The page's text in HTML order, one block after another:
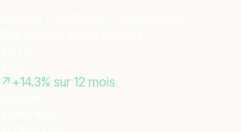
↗ +14.3% sur 12 mois